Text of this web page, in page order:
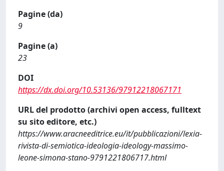
Pagine (da)
9
Pagine (a)
23
DOI
https://dx.doi.org/10.53136/97912218067171
URL del prodotto (archivi open access, fulltext
su sito editore, etc.)
https://www.aracneeditrice.eu/it/pubblicazioni/lexia-
rivista-di-semiotica-ideologia-ideology-massimo-
leone-simona-stano-9791221806717.html